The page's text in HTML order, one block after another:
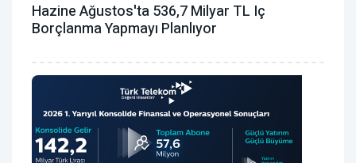
Hazine Ağustos'ta 536,7 Milyar TL Iç
Borçlanma Yapmayı Planlıyor